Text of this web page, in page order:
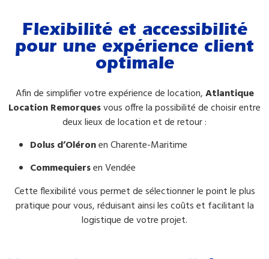
Flexibilité et accessibilité
pour une expérience client
optimale
Afin de simplifier votre expérience de location,Atlantique
Location Remorquesvous offre la possibilité de choisir entre
deux lieux de location et de retour :
Dolus d’Oléronen Charente-Maritime
Commequiersen Vendée
Cette flexibilité vous permet de sélectionner le point le plus
pratique pour vous, réduisant ainsi les coûts et facilitant la
logistique de votre projet.